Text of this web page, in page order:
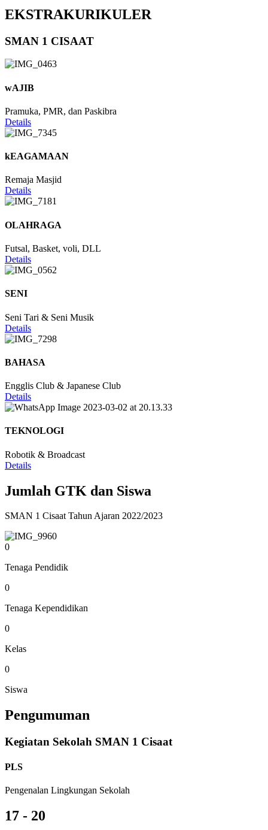
EKSTRAKURIKULER
SMAN 1 CISAAT
wAJIB
Pramuka, PMR, dan Paskibra
Details
kEAGAMAAN
Remaja Masjid
Details
OLAHRAGA
Futsal, Basket, voli, DLL
Details
SENI
Seni Tari & Seni Musik
Details
BAHASA
Engglis Club & Japanese Club
Details
TEKNOLOGI
Robotik & Broadcast
Details
Jumlah GTK dan Siswa
SMAN 1 Cisaat Tahun Ajaran 2022/2023
0
Tenaga Pendidik
0
Tenaga Kependidikan
0
Kelas
0
Siswa
Pengumuman
Kegiatan Sekolah SMAN 1 Cisaat
PLS
Pengenalan Lingkungan Sekolah
17 - 20